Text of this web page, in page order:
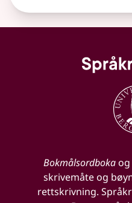
Bokmålsordbokaog
skrivemåte og
rettskrivning.